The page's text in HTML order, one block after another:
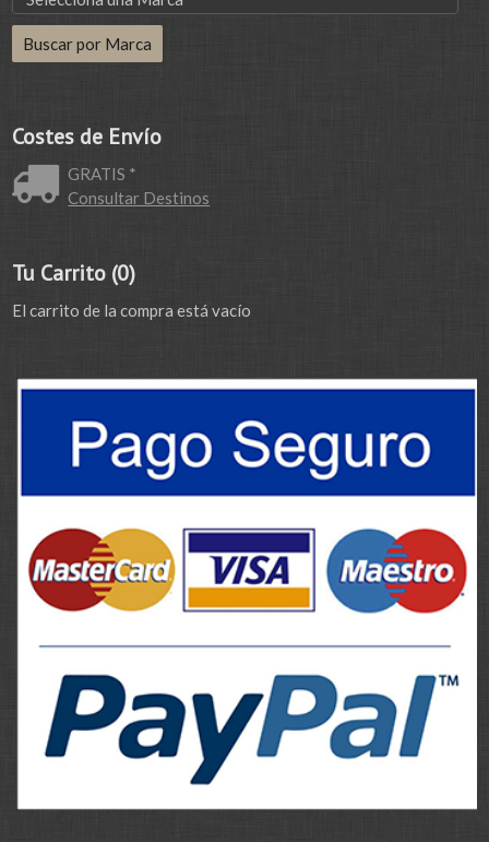
Costes de Envío
GRATIS *
Consultar Destinos
Tu Carrito (0)
El carrito de la compra está vacío